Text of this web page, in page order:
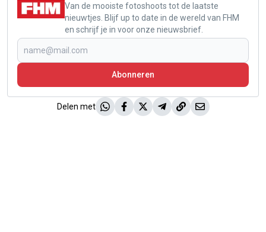
Van de mooiste fotoshoots tot de laatste
nieuwtjes. Blijf up to date in de wereld van FHM
en schrijf je in voor onze nieuwsbrief.
Abonneren
Delen met